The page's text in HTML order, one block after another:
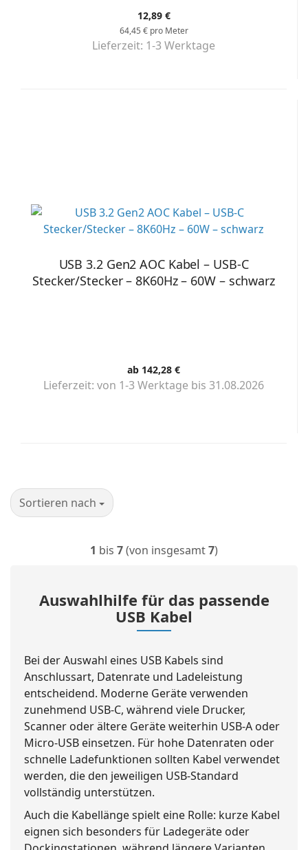
12,89 €
64,45 € pro Meter
Lieferzeit: 1-3 Werktage
USB 3.2 Gen2 AOC Kabel – USB-C
Stecker/Stecker – 8K60Hz – 60W – schwarz
ab 142,28 €
Lieferzeit: von 1-3 Werktage bis 31.08.2026
Sortieren nach
Sortieren nach
1 bis 7(von insgesamt7)
Auswahlhilfe für das passende
USB Kabel
Bei der Auswahl eines USB Kabels sind
Anschlussart, Datenrate und Ladeleistung
entscheidend. Moderne Geräte verwenden
zunehmend USB-C, während viele Drucker,
Scanner oder ältere Geräte weiterhin USB-A oder
Micro-USB einsetzen. Für hohe Datenraten oder
schnelle Ladefunktionen sollten Kabel verwendet
werden, die den jeweiligen USB-Standard
vollständig unterstützen.
Auch die Kabellänge spielt eine Rolle: kurze Kabel
eignen sich besonders für Ladegeräte oder